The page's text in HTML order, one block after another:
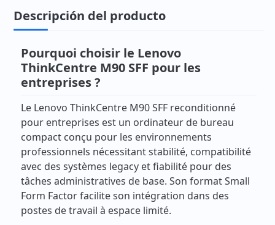
Descripción del producto
Pourquoi choisir le Lenovo
ThinkCentre M90 SFF pour les
entreprises ?
Le Lenovo ThinkCentre M90 SFF reconditionné
pour entreprises est un ordinateur de bureau
compact conçu pour les environnements
professionnels nécessitant stabilité, compatibilité
avec des systèmes legacy et fiabilité pour des
tâches administratives de base. Son format Small
Form Factor facilite son intégration dans des
postes de travail à espace limité.